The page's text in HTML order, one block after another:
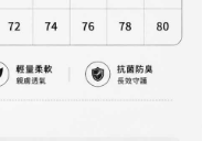
監護人之同意方可使用
之損失，本公司不負相關責
帳號之用戶狀況，依本公司即
之情形，本公司將視審查結果